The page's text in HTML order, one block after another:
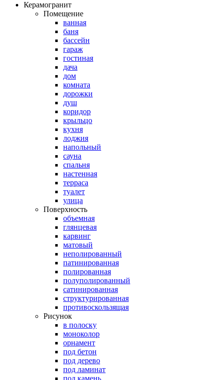
Керамогранит
Помещение
ванная
баня
бассейн
гараж
гостиная
дача
дом
комната
дорожки
душ
коридор
крыльцо
кухня
лоджия
напольный
сауна
спальня
настенная
терраса
туалет
улица
Поверхность
объемная
глянцевая
карвинг
матовый
неполированный
патинированная
полированная
полуполированный
сатинированная
структурированная
противоскользящая
Рисунок
в полоску
моноколор
орнамент
под бетон
под дерево
под ламинат
под камень